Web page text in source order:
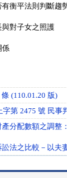
衡平法則判斷趨
對子女之照護
係
(110.01.20 版)
第 2475 號 民事
分配數額之調整
法之比較－以夫